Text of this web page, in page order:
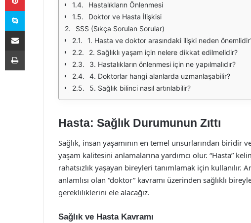
Hastalıkların Önlenmesi
Doktor ve Hasta İlişkisi
SSS (Sıkça Sorulan Sorular)
1. Hasta ve doktor arasındaki ilişki neden
2. Sağlıklı yaşam için nelere dikkat edilmelidir?
3. Hastalıkların önlenmesi için ne yapılmalıdır?
4. Doktorlar hangi alanlarda uzmanlaşabilir?
5. Sağlık bilinci nasıl artırılabilir?
Hasta: Sağlık Durumunun Zıttı
Sağlık, insan yaşamının en temel unsurlarından biridir
yaşam kalitesini anlamalarına yardımcı olur. “Hasta”
rahatsızlık yaşayan bireyleri tanımlamak için kullanılır.
anlamlısı olan “doktor” kavramı üzerinden sağlıklı
gerekliliklerini ele alacağız.
Sağlık ve Hasta Kavramı
Skype
E-Posta ile paylaş